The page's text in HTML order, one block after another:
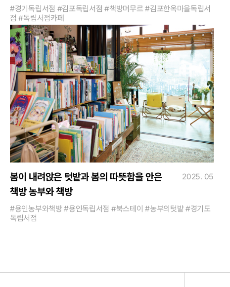
#경기독립서점 #김포독립서점 #책방머무르 #김포한옥마을독립서
점 #독립서점카페
봄이 내려앉은 텃밭과 봄의 따뜻함을 안은
책방 농부와 책방
2025. 05
#용인농부와책방 #용인독립서점 #북스테이 #농부의텃밭 #경기도
독립서점